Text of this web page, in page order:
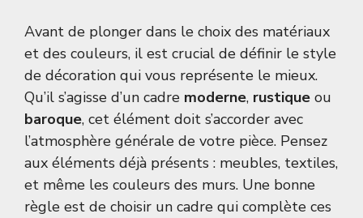
Avant de plonger dans le choix des matériaux
et des couleurs, il est crucial de définir le style
de décoration qui vous représente le mieux.
Qu’il s’agisse d’un cadre moderne, rustique ou
baroque, cet élément doit s’accorder avec
l’atmosphère générale de votre pièce. Pensez
aux éléments déjà présents : meubles, textiles,
et même les couleurs des murs. Une bonne
règle est de choisir un cadre qui complète ces